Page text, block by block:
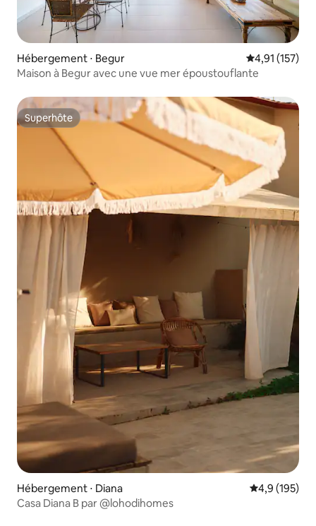
Hébergement ⋅ Begur Évaluation
4,91 (157)
Maison à Begur avec une vue mer époustouflante
Superhôte
Superhôte
Hébergement ⋅ Diana Évaluation
4,9 (195)
Casa Diana B par @lohodihomes